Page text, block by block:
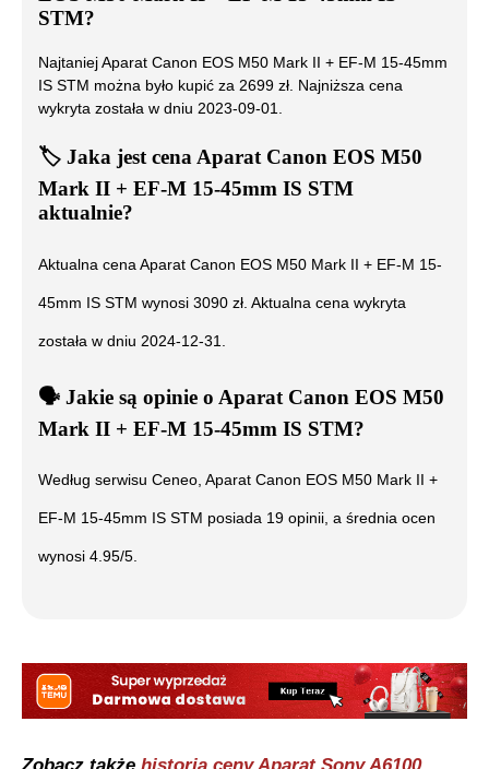
STM?
NajtaniejAparat Canon EOS M50 Mark II + EF-M 15-45mm
IS STM można było kupić za 2699 zł. Najniższa cena
wykryta została w dniu 2023-09-01
🏷️ Jaka jest cena Aparat Canon EOS M50
Mark II + EF-M 15-45mm IS STM
aktualnie?
Aktualna cena Aparat Canon EOS M50 Mark II + EF-M 15-
45mm IS STM wynosi 3090 zł. Aktualna cena wykryta
została w dniu 2024-12-31
🗣️ ️ Jakie są opinie o Aparat Canon EOS M50
Mark II + EF-M 15-45mm IS STM?
Według serwisu Ceneo, Aparat Canon EOS M50 Mark II +
EF-M 15-45mm IS STM posiada 19 opinii, a średnia ocen
wynosi 4.95/5.